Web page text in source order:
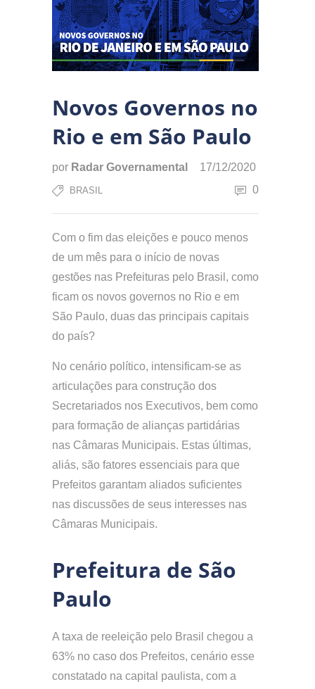
Novos Governos no
Rio e em São Paulo
por Radar Governamental 17/12/2020
BRASIL 0
Com o fim das eleições e pouco menos
de um mês para o início de novas
gestões nas Prefeituras pelo Brasil, como
ficam os novos governos no Rio e em
São Paulo, duas das principais capitais
do país?
No cenário político, intensificam-se as
articulações para construção dos
Secretariados nos Executivos, bem como
para formação de alianças partidárias
nas Câmaras Municipais. Estas últimas,
aliás, são fatores essenciais para que
Prefeitos garantam aliados suficientes
nas discussões de seus interesses nas
Câmaras Municipais.
Prefeitura de São
Paulo
A taxa de reeleição pelo Brasil chegou a
63% no caso dos Prefeitos, cenário esse
constatado na capital paulista, com a